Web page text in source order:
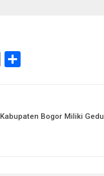
Print
Bogor Miliki